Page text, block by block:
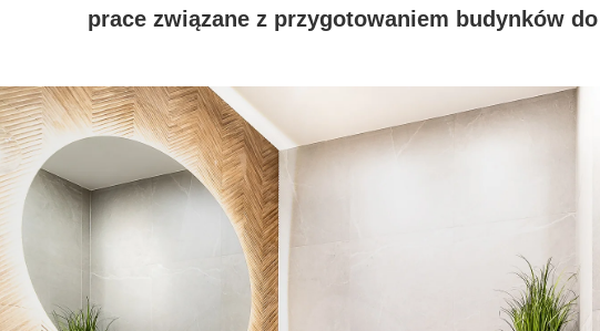
prace związane z przygotowaniem budynków